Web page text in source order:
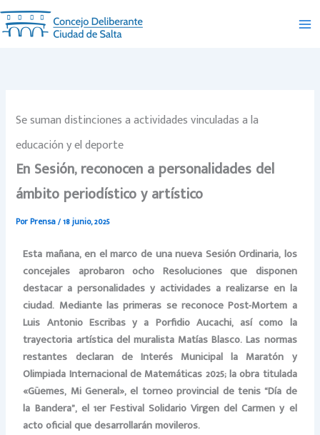
Ir
al
contenido
Se suman distinciones a actividades vinculadas a la
educación y el deporte
En Sesión, reconocen a personalidades del
ámbito periodístico y artístico
PorPrensa/18 junio, 2025
Esta mañana, en el marco de una nueva Sesión Ordinaria, los
concejales aprobaron ocho Resoluciones que disponen
destacar a personalidades y actividades a realizarse en la
ciudad. Mediante las primeras se reconoce Post-Mortem a
Luis Antonio Escribas y a Porfidio Aucachi, así como la
trayectoria artística del muralista Matías Blasco. Las normas
restantes declaran de Interés Municipal la Maratón y
Olimpiada Internacional de Matemáticas 2025; la obra titulada
«Güemes, Mi General», el torneo provincial de tenis “Día de
la Bandera”, el 1er Festival Solidario Virgen del Carmen y el
acto oficial que desarrollarán movileros.